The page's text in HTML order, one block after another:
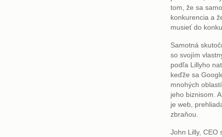
tom, že sa
konkurencia a
musieť do
Samotná
so svojím
podľa Lillyho
keďže sa
mnohých
jeho biznisom.
je web,
zbraňou.
John Lilly, CEO